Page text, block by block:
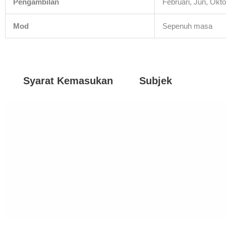
Pengambilan Februari, Jun,
Mod Sepenuh masa
Syarat Kemasukan Subjek